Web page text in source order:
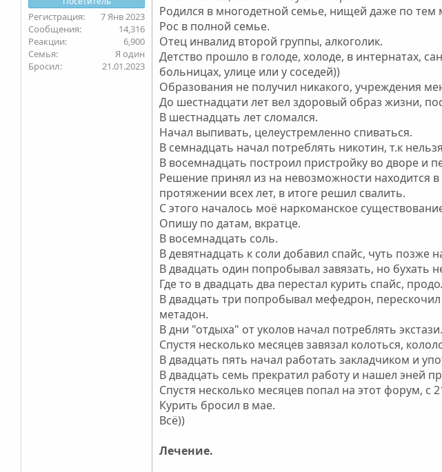
7 Янв 2023
14,316
6,900
Семья
Я один
Бросил
21.01.2023
Родился в многодетной семье, нищей даже по тем
Рос в полной семье.
Отец инвалид второй группы, алкоголик.
Детство прошло в голоде, холоде, в интернатах,
больницах, улице или у соседей))
Образования не получил никакого, учреждения
До шестнадцати лет вел здоровый образ жизни,
В шестнадцать лет сломался.
Начал выпивать, целеустремленно спиваться.
В семнадцать начал потреблять никотин, т.к
В восемнадцать построил пристройку во дворе и
Решение принял из на невозможности находится
протяжении всех лет, в итоге решил свалить.
С этого началось моё наркоманское
Опишу по датам, вкратце.
В восемнадцать соль.
В девятнадцать к соли добавил спайс, чуть позже
В двадцать один попробывал завязать, но бухать
Где то в двадцать два перестал курить спайс,
В двадцать три попробывал мефедрон,
метадон.
В дни "отдыха" от уколов начал потреблять экстази.
Спустя несколько месяцев завязал колоться,
В двадцать пять начал работать закладчиком и
В двадцать семь прекратил работу и нашел эней
Спустя несколько месяцев попал на этот форум, с
Курить бросил в мае.
Всё))
Лечение.